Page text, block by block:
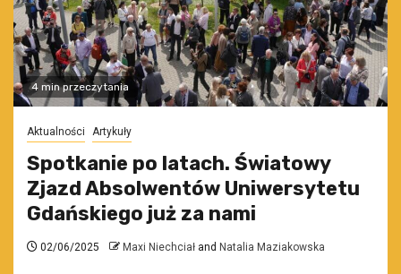
4 min przeczytania
Aktualności Artykuły
Spotkanie po latach. Światowy
Zjazd Absolwentów Uniwersytetu
Gdańskiego już za nami
02/06/2025 Maxi Niechciał and Natalia Maziakowska